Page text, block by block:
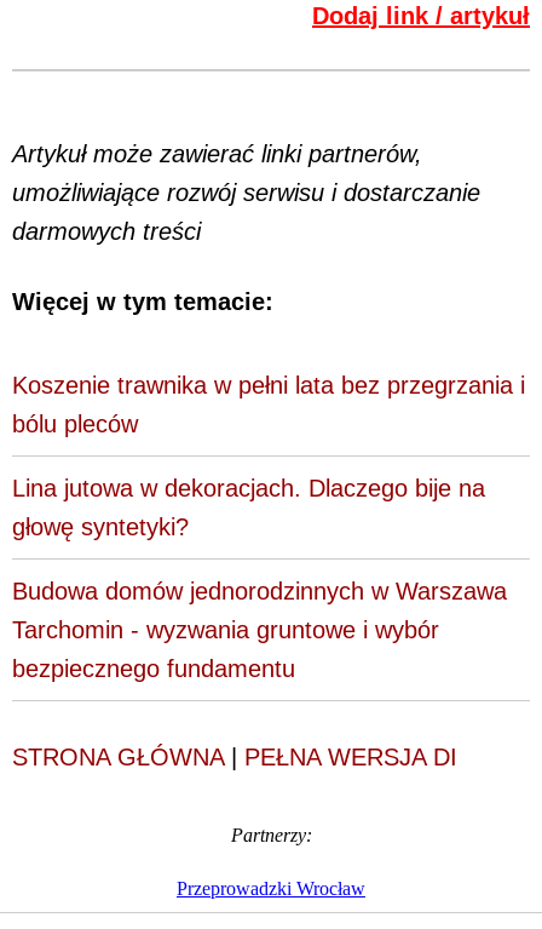
Dodaj link / artykuł
Artykuł może zawierać linki partnerów,
umożliwiające rozwój serwisu i dostarczanie
darmowych treści
Więcej w tym temacie:
Koszenie trawnika w pełni lata bez przegrzania i
bólu pleców
Lina jutowa w dekoracjach. Dlaczego bije na
głowę syntetyki?
Budowa domów jednorodzinnych w Warszawa
Tarchomin - wyzwania gruntowe i wybór
bezpiecznego fundamentu
STRONA GŁÓWNA| PEŁNA WERSJA DI
Partnerzy:
Przeprowadzki Wrocław